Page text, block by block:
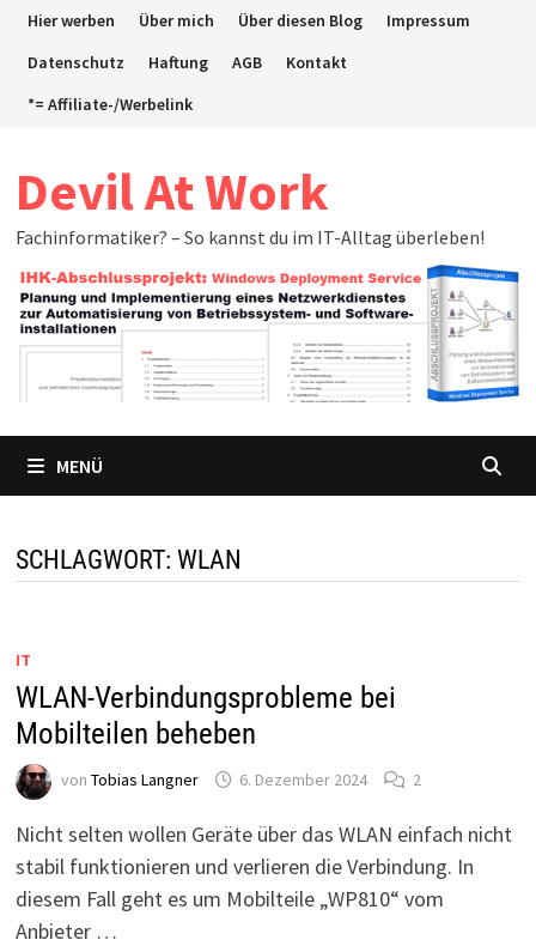
ZumHier werben Über mich Über diesen Blog
Impressum
Datenschutz
Haftung AGB
Kontakt
*= Affiliate-/Werbelink
Devil At Work
Fachinformatiker? – So kannst du im IT-Alltag überleben!
MENÜ
SCHLAGWORT: WLAN
IT
WLAN-Verbindungsprobleme bei
Mobilteilen beheben
von Tobias Langner 6. Dezember 2024 2
Nicht selten wollen Geräte über das WLAN einfach nicht
stabil funktionieren und verlieren die Verbindung. In
diesem Fall geht es um Mobilteile „WP810“ vom
Anbieter …